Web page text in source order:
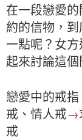
在一段戀愛
約的信物，
一點呢？女
起來討論這個
戀愛中的戒
戒、情人戒→
戒